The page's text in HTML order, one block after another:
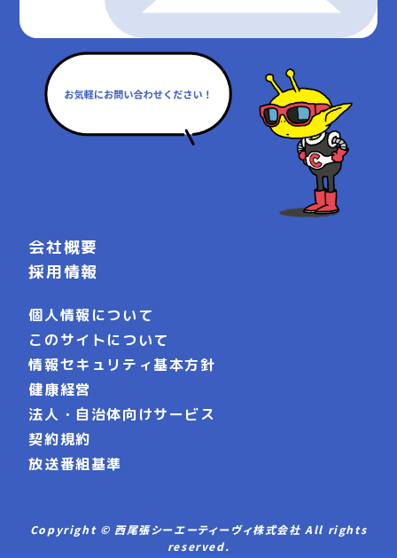
会社概要
採用情報
個人情報について
このサイトについて
情報セキュリティ基本方針
健康経営
法人・自治体向けサービス
契約規約
放送番組基準
Copyright © 西尾張シーエーティーヴィ株式会社 All rights
reserved.